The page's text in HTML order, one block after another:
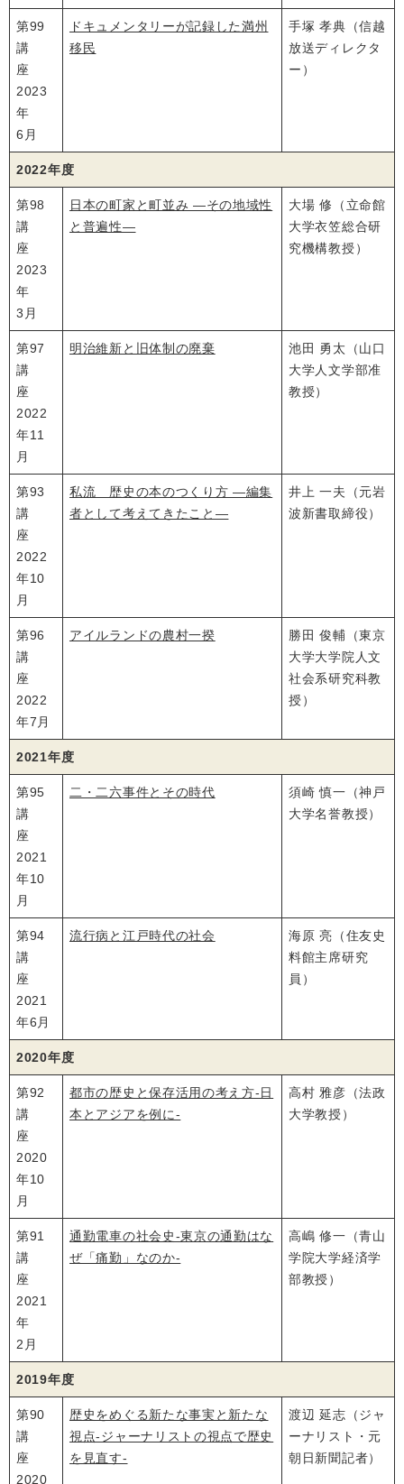
第99
講
座
2023
年
6月
ドキュメンタリーが記録した満州
移民
手塚 孝典（信越
放送ディレクタ
ー）
2022年度
第98
講
座
2023
年
3月
日本の町家と町並み ―その地域性
と普遍性―
大場 修（立命館
大学衣笠総合研
究機構教授）
第97
講
座
2022
年11
月
明治維新と旧体制の廃棄
池田 勇太（山口
大学人文学部准
教授）
第93
講
座
2022
年10
月
私流 歴史の本のつくり方 ―編集
者として考えてきたこと―
井上 一夫（元岩
波新書取締役）
第96
講
座
2022
年7月
アイルランドの農村一揆
勝田 俊輔（東京
大学大学院人文
社会系研究科教
授）
2021年度
第95
講
座
2021
年10
月
二・二六事件とその時代
須崎 慎一（神戸
大学名誉教授）
第94
講
座
2021
年6月
流行病と江戸時代の社会
海原 亮（住友史
料館主席研究
員）
2020年度
第92
講
座
2020
年10
月
都市の歴史と保存活用の考え方‐日
本とアジアを例に‐
高村 雅彦（法政
大学教授）
第91
講
座
2021
年
2月
通勤電車の社会史‐東京の通勤はな
ぜ「痛勤」なのか‐
高嶋 修一（青山
学院大学経済学
部教授）
2019年度
第90
講
座
2020
歴史をめぐる新たな事実と新たな
視点‐ジャーナリストの視点で歴史
を見直す‐
渡辺 延志（ジャ
ーナリスト・元
朝日新聞記者）